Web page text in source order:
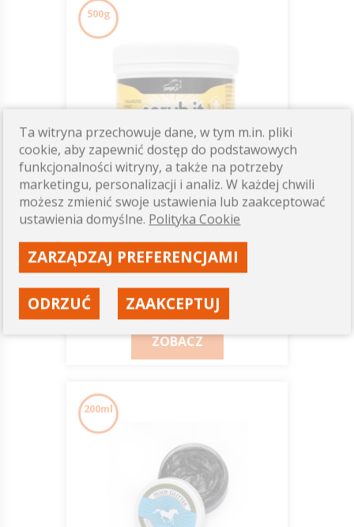
500g
Scrub It - Terapeutyczny
peeling do kopyt JUMP IT
50,00 zł
Dostępność: ostatnie sztuki
ZOBACZ
200ml
Ta witryna przechowuje dane, w tym m.in. pliki
cookie, aby zapewnić dostęp do podstawowych
funkcjonalności witryny, a także na potrzeby
marketingu, personalizacji i analiz. W każdej chwili
możesz zmienić swoje ustawienia lub zaakceptować
ustawienia domyślne. Polityka Cookie
ZARZĄDZAJ PREFERENCJAMI
ODRZUĆ ZAAKCEPTUJ